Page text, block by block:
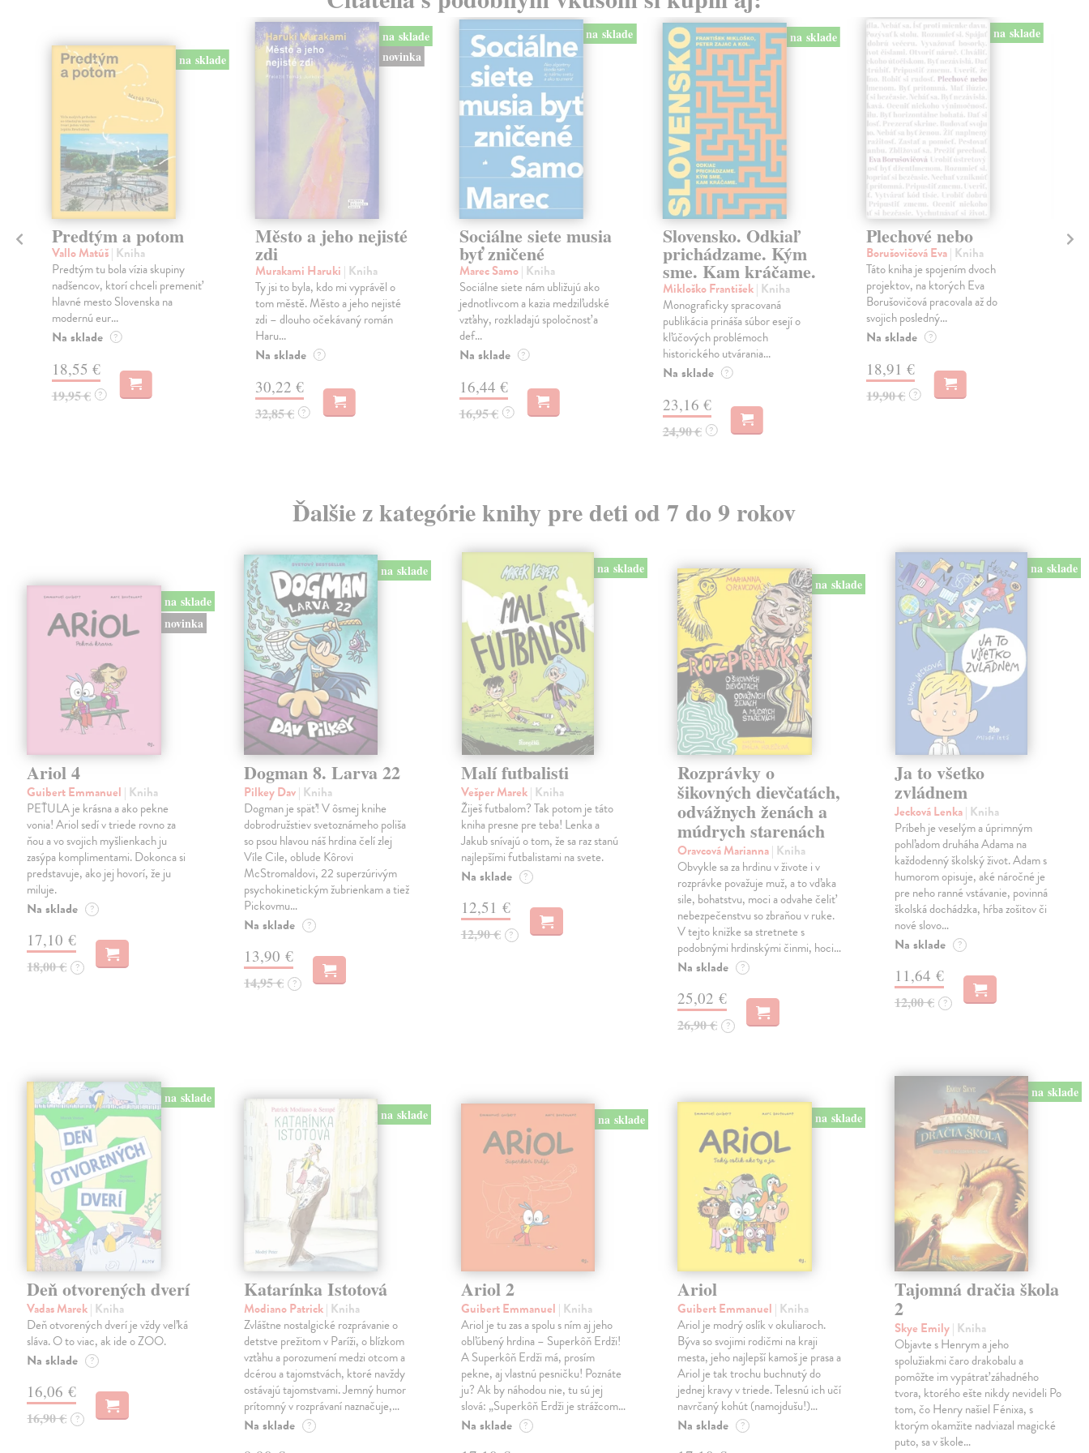
na sklade
Predtým a potom
Vallo Matúš| Kniha
Predtým tu bola vízia skupiny
nadšencov, ktorí chceli premeniť
hlavné mesto Slovenska na
modernú eur...
Na sklade ?
18,55 €
19,95 € ?
na sklade
novinka
Město a jeho nejisté
zdi
Murakami Haruki | Kniha
Ty jsi to byla, kdo mi vyprávěl o
tom městě. Město a jeho nejisté
zdi – dlouho očekávaný román
Haru...
Na sklade ?
30,22 €
32,85 € ?
na sklade
Sociálne siete musia
byť zničené
Marec Samo| Kniha
Sociálne siete nám ubližujú ako
jednotlivcom a kazia medziľudské
vzťahy, rozkladajú spoločnosť a
def...
Na sklade ?
16,44 €
16,95 € ?
na sklade
Slovensko. Odkiaľ
prichádzame. Kým
sme. Kam kráčame.
Mikloško František| Kniha
Monograficky spracovaná
publikácia prináša súbor esejí o
kľúčových problémoch
historického utvárania...
Na sklade ?
23,16 €
24,90 € ?
na sklade
Plechové nebo
Borušovičová Eva| Kniha
Táto kniha je spojením dvoch
projektov, na ktorých Eva
Borušovičová pracovala až do
svojich posledný...
Na sklade ?
18,91 €
19,90 € ?
Ďalšie z kategórie knihy pre deti od 7 do 9 rokov
na sklade
novinka
Ariol 4
Guibert Emmanuel | Kniha
PEŤULA je krásna a ako pekne
vonia! Ariol sedí v triede rovno za
ňou a vo svojich myšlienkach ju
zasýpa komplimentami. Dokonca si
predstavuje, ako jej hovorí, že ju
miluje.
Na sklade ?
17,10 €
18,00 € ?
na sklade
Dogman 8. Larva 22
Pilkey Dav| Kniha
Dogman je späť! V ôsmej knihe
dobrodružstiev svetoznámeho poliša
so psou hlavou náš hrdina čelí zlej
Víle Cile, oblude Kôrovi
McStromaldovi, 22 superzúrivým
psychokinetickým žubrienkam a tiež
Pickovmu…
Na sklade ?
13,90 €
14,95 € ?
na sklade
Malí futbalisti
Vešper Marek| Kniha
Žiješ futbalom? Tak potom je táto
kniha presne pre teba! Lenka a
Jakub snívajú o tom, že sa raz stanú
najlepšími futbalistami na svete.
Na sklade ?
12,51 €
12,90 € ?
na sklade
Rozprávky o
šikovných dievčatách,
odvážnych ženách a
múdrych starenách
Oravcová Marianna| Kniha
Obvykle sa za hrdinu v živote i v
rozprávke považuje muž, a to vďaka
sile, bohatstvu, moci a odvahe čeliť
nebezpečenstvu so zbraňou v ruke.
V tejto knižke sa stretnete s
podobnými hrdinskými činmi, hoci…
Na sklade ?
25,02 €
26,90 € ?
na sklade
Ja to všetko
zvládnem
Jecková Lenka| Kniha
Príbeh je veselým a úprimným
pohľadom druháha Adama na
každodenný školský život. Adam s
humorom opisuje, aké náročné je
pre neho ranné vstávanie, povinná
školská dochádzka, hŕba zošitov či
nové slovo…
Na sklade ?
11,64 €
12,00 € ?
na sklade
Deň otvorených dverí
Vadas Marek| Kniha
Deň otvorených dverí je vždy veľká
sláva. O to viac, ak ide o ZOO.
Na sklade ?
16,06 €
16,90 € ?
na sklade
Katarínka Istotová
Modiano Patrick| Kniha
Zvláštne nostalgické rozprávanie o
detstve prežitom v Paríži, o blízkom
vzťahu a porozumení medzi otcom a
dcérou a tajomstvách, ktoré navždy
ostávajú tajomstvami. Jemný humor
prítomný v rozprávaní naznačuje,…
Na sklade ?
na sklade
Ariol 2
Guibert Emmanuel | Kniha
Ariol je tu zas a spolu s ním aj jeho
obľúbený hrdina – Superkôň Erdži!
A Superkôň Erdži má, prosím
pekne, aj vlastnú pesničku! Poznáte
ju? Ak by náhodou nie, tu sú jej
slová: „Superkôň Erdži je strážcom…
Na sklade ?
na sklade
Ariol
Guibert Emmanuel | Kniha
Ariol je modrý oslík v okuliaroch.
Býva so svojimi rodičmi na kraji
mesta, jeho najlepší kamoš je prasa a
Ariol je tak trochu buchnutý do
jednej kravy v triede. Telesnú ich učí
navrčaný kohút (namojdušu!)…
Na sklade ?
na sklade
Tajomná dračia škola
2
Skye Emily| Kniha
Objavte s Henrym a jeho
spolužiakmi čaro drakobalu a
pomôžte im vypátrať záhadného
tvora, ktorého ešte nikdy nevideli Po
tom, čo Henry našiel Fénixa, s
ktorým okamžite nadviazal magické
puto, sa v škole…